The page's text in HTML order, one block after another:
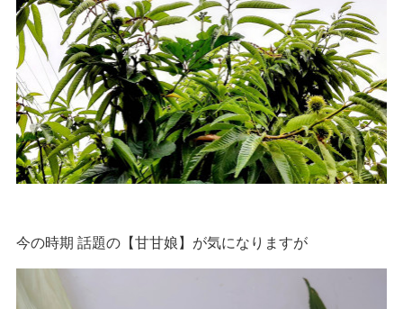
今の時期 話題の【甘甘娘】が気になりますが